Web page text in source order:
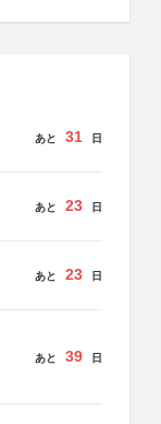
あと 31 日
あと 23 日
あと 23 日
あと 39 日